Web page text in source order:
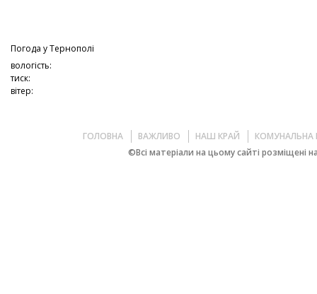
Погода уТернополі
вологість:
тиск:
вітер:
ГОЛОВНА ВАЖЛИВО НАШ КРАЙ
КОМУНАЛЬНА
©Всі матеріали на цьому сайті розміщені